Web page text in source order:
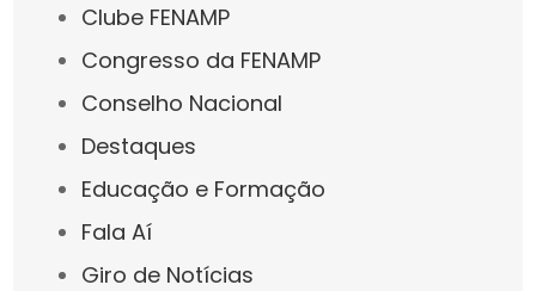
Clube FENAMP
Congresso da FENAMP
Conselho Nacional
Destaques
Educação e Formação
Fala Aí
Giro de Notícias